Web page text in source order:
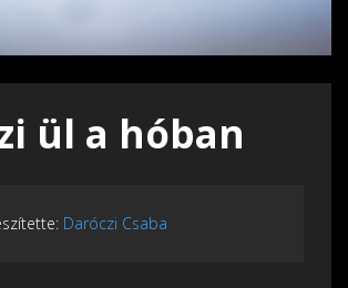
ül a hóban
Daróczi Csaba